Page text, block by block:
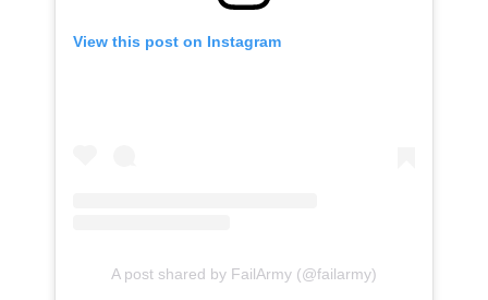
View this post on Instagram
A post shared by FailArmy (@failarmy)